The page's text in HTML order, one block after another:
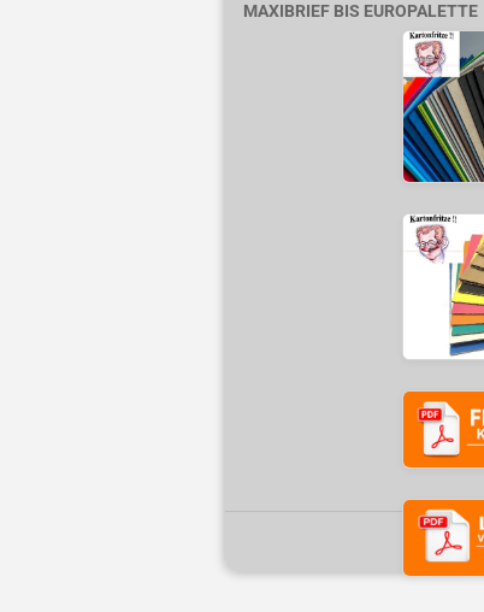
MAXIBRIEF BIS EUROPALETTE